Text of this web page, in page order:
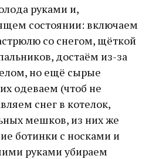
руками и,
состоянии: включаем
со снегом, щёткой
достаём из-за
но ещё сырые
одеваем (чтоб не
снег в котелок,
мешков, из них же
ботинки с носками и
руками убираем